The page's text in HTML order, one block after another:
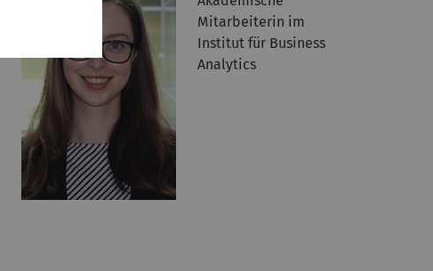
Mitarbeiterin im
Institut für Business
Analytics